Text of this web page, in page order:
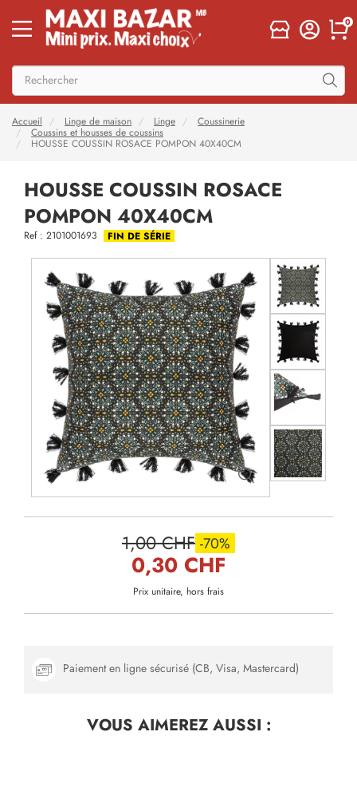
0
Accueil Linge de maison Linge
Coussinerie
Coussins et housses de coussins
HOUSSE COUSSIN ROSACE POMPON 40X40CM
HOUSSE COUSSIN ROSACE
POMPON 40X40CM
Ref : 2101001693 FIN DE SÉRIE
1,00 CHF -70%
0,30 CHF
Prix unitaire, hors frais
Paiement en ligne sécurisé (CB, Visa, Mastercard)
VOUS AIMEREZAUSSI :